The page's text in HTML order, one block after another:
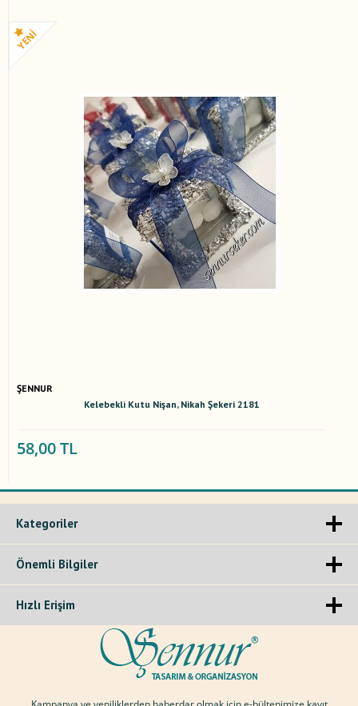
ŞENNUR
Kelebekli Kutu Nişan, Nikah Şekeri 2181
58,00 TL
Kategoriler
Önemli Bilgiler
Hızlı Erişim